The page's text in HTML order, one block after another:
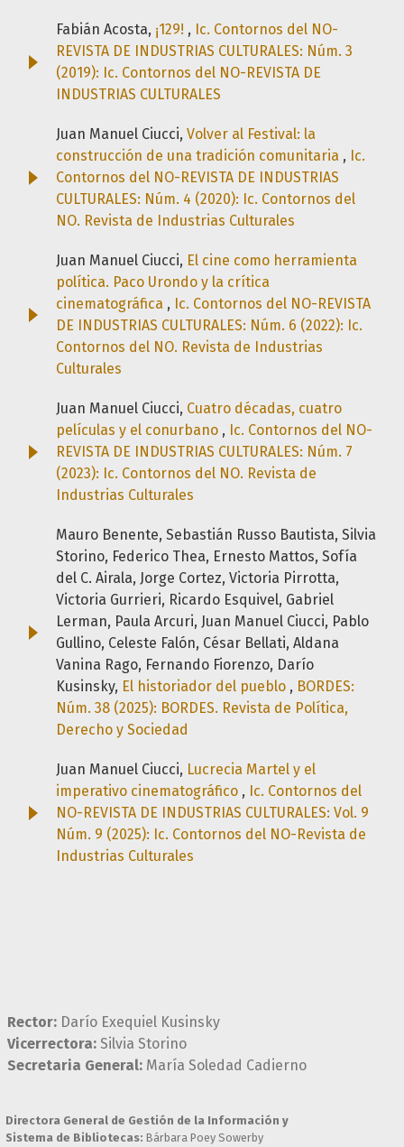
Fabián Acosta, ¡129! , Ic. Contornos del NO-
REVISTA DE INDUSTRIAS CULTURALES: Núm. 3
(2019): Ic. Contornos del NO-REVISTA DE
INDUSTRIAS CULTURALES
Juan Manuel Ciucci, Volver al Festival: la
construcción de una tradición comunitaria , Ic.
Contornos del NO-REVISTA DE INDUSTRIAS
CULTURALES: Núm. 4 (2020): Ic. Contornos del
NO. Revista de Industrias Culturales
Juan Manuel Ciucci, El cine como herramienta
política. Paco Urondo y la crítica
cinematográfica , Ic. Contornos del NO-REVISTA
DE INDUSTRIAS CULTURALES: Núm. 6 (2022): Ic.
Contornos del NO. Revista de Industrias
Culturales
Juan Manuel Ciucci, Cuatro décadas, cuatro
películas y el conurbano , Ic. Contornos del NO-
REVISTA DE INDUSTRIAS CULTURALES: Núm. 7
(2023): Ic. Contornos del NO. Revista de
Industrias Culturales
Mauro Benente, Sebastián Russo Bautista, Silvia
Storino, Federico Thea, Ernesto Mattos, Sofía
del C. Airala, Jorge Cortez, Victoria Pirrotta,
Victoria Gurrieri, Ricardo Esquivel, Gabriel
Lerman, Paula Arcuri, Juan Manuel Ciucci, Pablo
Gullino, Celeste Falón, César Bellati, Aldana
Vanina Rago, Fernando Fiorenzo, Darío
Kusinsky, El historiador del pueblo , BORDES:
Núm. 38 (2025): BORDES. Revista de Política,
Derecho y Sociedad
Juan Manuel Ciucci, Lucrecia Martel y el
imperativo cinematográfico , Ic. Contornos del
NO-REVISTA DE INDUSTRIAS CULTURALES: Vol. 9
Núm. 9 (2025): Ic. Contornos del NO-Revista de
Industrias Culturales
Rector: Darío Exequiel Kusinsky
Vicerrectora: Silvia Storino
Secretaria General: María Soledad Cadierno
Directora General de Gestión de la Información y
Sistema de Bibliotecas: Bárbara Poey Sowerby